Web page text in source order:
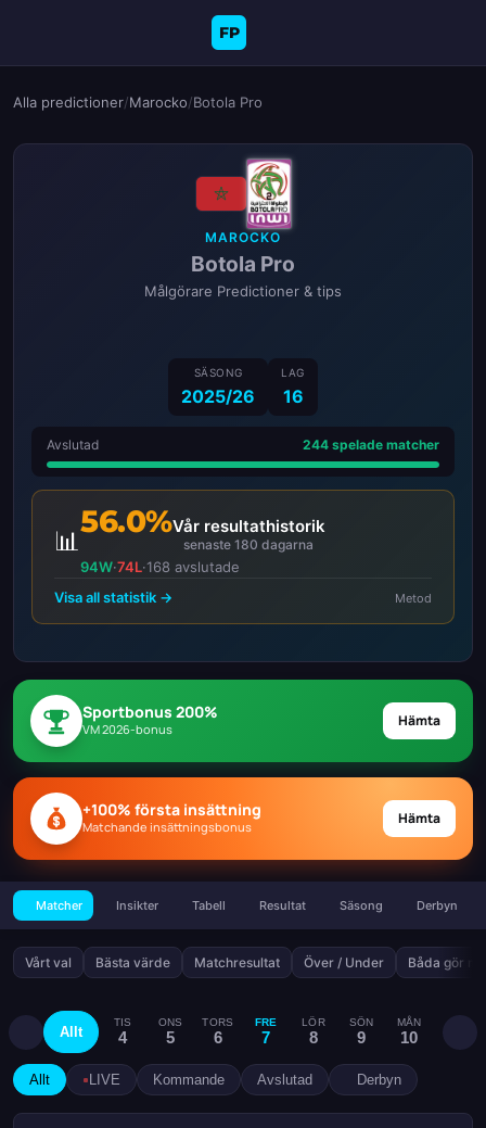
FP
Alla predictioner/Marocko/Botola Pro
MAROCKO
Botola Pro
Målgörare Predictioner & tips
SÄSONG
2025/26
LAG
16
Avslutad 244 spelade matcher
📊
56.0%Vår resultathistorik
senaste 180 dagarna
94W·74L·168 avslutade
Visa all statistik →
Metod
Sportbonus 200%
VM 2026-bonus Hämta
+100% första insättning
Matchande insättningsbonus Hämta
Matcher Insikter Tabell Resultat Säsong Derbyn
Vårt val Bästa värde Matchresultat Över / Under Båda gör
Allt
TIS
4
ONS
5
TORS
6
FRE
7
LÖR
8
SÖN
9
MÅN
10
TIS
Allt LIVE Kommande Avslutad Derbyn